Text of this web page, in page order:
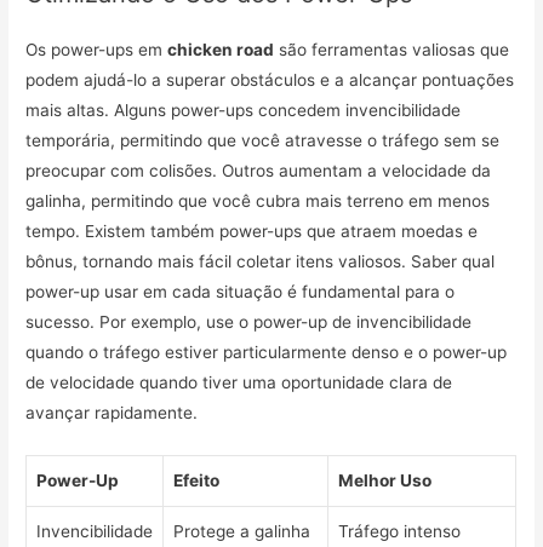
Os power-ups emchicken road são ferramentas valiosas que
podem ajudá-lo a superar obstáculos e a alcançar pontuações
mais altas. Alguns power-ups concedem invencibilidade
temporária, permitindo que você atravesse o tráfego sem se
preocupar com colisões. Outros aumentam a velocidade da
galinha, permitindo que você cubra mais terreno em menos
tempo. Existem também power-ups que atraem moedas e
bônus, tornando mais fácil coletar itens valiosos. Saber qual
power-up usar em cada situação é fundamental para o
sucesso. Por exemplo, use o power-up de invencibilidade
quando o tráfego estiver particularmente denso e o power-up
de velocidade quando tiver uma oportunidade clara de
avançar rapidamente.
Power-Up Efeito Melhor Uso
Invencibilidade
Protege a galinha
Tráfego intenso